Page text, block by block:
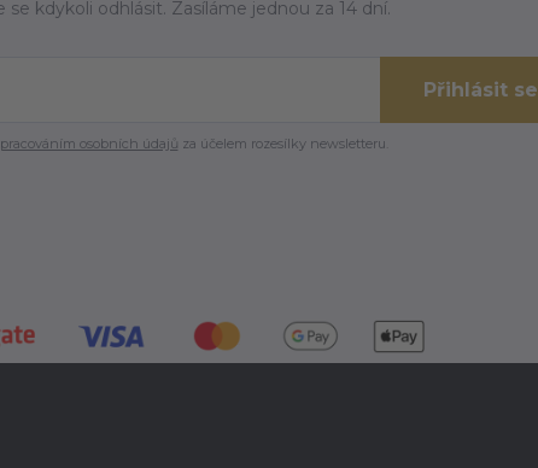
se kdykoli odhlásit. Zasíláme jednou za 14 dní.
Přihlásit se
osobních údajů za účelem rozesílky newsletteru.